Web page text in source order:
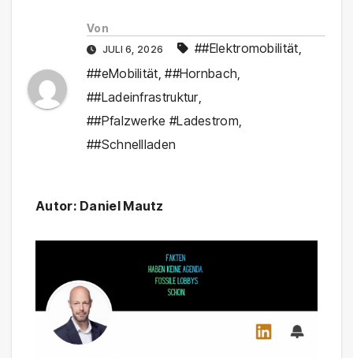
Von
JULI 6, 2026 ##Elektromobilität,
##eMobilität,##Hornbach,
##Ladeinfrastruktur,
##Pfalzwerke #Ladestrom,
##Schnellladen
Autor: Daniel Mautz